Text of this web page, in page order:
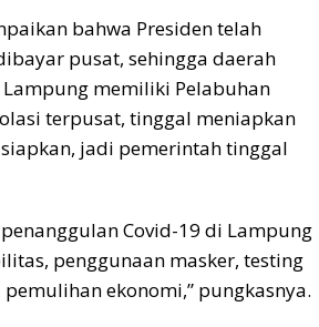
bahwa Presiden telah
pusat, sehingga daerah
memiliki Pelabuhan
terpusat, tinggal meniapkan
jadi pemerintah tinggal
Covid-19 di Lampung
penggunaan masker, testing
ekonomi,” pungkasnya.